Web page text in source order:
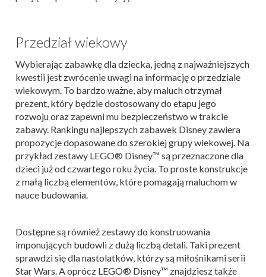
Przedział wiekowy
Wybierając zabawkę dla dziecka, jedną z najważniejszych
kwestii jest zwrócenie uwagi na informację o przedziale
wiekowym. To bardzo ważne, aby maluch otrzymał
prezent, który będzie dostosowany do etapu jego
rozwoju oraz zapewni mu bezpieczeństwo w trakcie
zabawy. Rankingu najlepszych zabawek Disney zawiera
propozycje dopasowane do szerokiej grupy wiekowej. Na
przykład zestawy LEGO® Disney™ są przeznaczone dla
dzieci już od czwartego roku życia. To proste konstrukcje
z małą liczbą elementów, które pomagają maluchom w
nauce budowania.
Dostępne są również zestawy do konstruowania
imponujących budowli z dużą liczbą detali. Taki prezent
sprawdzi się dla nastolatków, którzy są miłośnikami serii
Star Wars. A oprócz LEGO® Disney™ znajdziesz także